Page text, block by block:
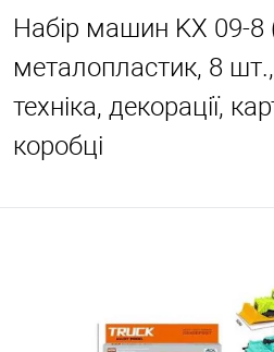
Набір машин KX 09-8
металопластик, 8
техніка, декорації,
коробці